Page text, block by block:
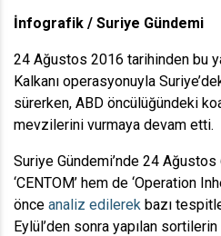
İnfografik / Suriye Gündemi
24 Ağustos 2016 tarihinden bu
Kalkanı operasyonuyla
sürerken, ABD öncülüğündeki
mevzilerini vurmaya devam etti.
Suriye Gündemi’nde 24 Ağustos
‘CENTOM’ hem de ‘Operation
önce analiz edilerek bazı
Eylül’den sonra yapılan sortilerin